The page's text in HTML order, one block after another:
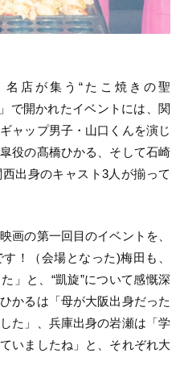
店が集う“たこ焼きの聖
で開かれたイベントには、関
ャップ男子・山口くんを演じ
役の髙橋ひかる、そして石崎
出身のキャスト3人が揃って
画の第一回目のイベントを、
！（会場となった)梅田も、
」と、“凱旋”について感慨深
かるは「母が大阪出身だった
た」、兵庫出身の岩瀬は「学
いましたね」と、それぞれ大